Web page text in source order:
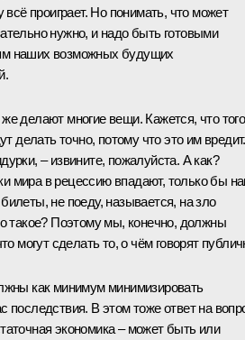
всё проиграет. Но понимать, что может
нужно, и надо быть готовыми
наших возможных будущих
делают многие вещи. Кажется, что
делать точно, потому что это им вредит.
– извините, пожалуйста. А как?
мира в рецессию впадают, только бы
не поеду, называется, на зло
такое? Поэтому мы, конечно, должны
могут сделать то, о чём говорят
как минимум минимизировать
последствия. В этом тоже ответ на
экономика – может быть или